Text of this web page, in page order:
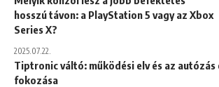
hosszú távon: a PlayStation 5 vagy az Xbox
Series X?
2025.07.22.
Tiptronic váltó: működési elv és az autózás
fokozása